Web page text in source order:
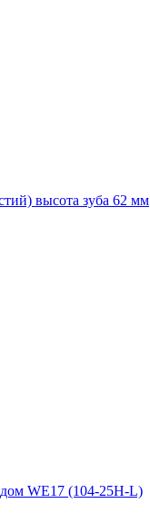
высота зуба 62 мм
WE17 (104-25H-L)